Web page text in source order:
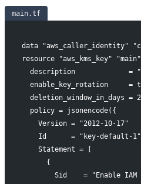
main.tf
data "aws_caller_identity"
resource "aws_kms_key"
description             =
enable_key_rotation     =
deletion_window_in_days =
  policy = jsonencode({
    Version = "2012-10-17"
    Id      = "key-default-1"
    Statement = [
      {
Sid    = "Enable IAM